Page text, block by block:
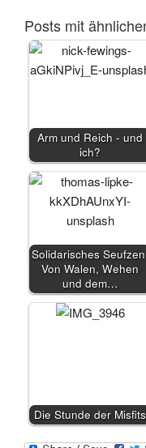
Posts mit
Arm und Reich - und
ich?
Solidarisches
Von Walen, Wehen
und dem…
Die Stunde der Misfits